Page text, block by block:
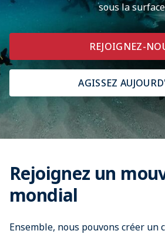
sous la surface
REJOIGNEZ-
AGISSEZ
Rejoignez un
mondial
Ensemble, nous pouvons créer un